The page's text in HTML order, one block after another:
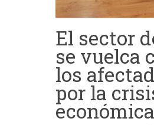
El sector
se vuelca
los
por la
económica